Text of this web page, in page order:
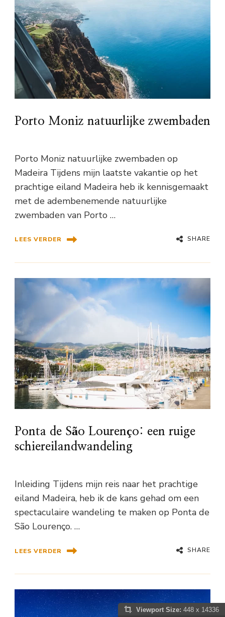
Porto Moniz natuurlijke zwembaden
Porto Moniz natuurlijke zwembaden op
Madeira Tijdens mijn laatste vakantie op het
prachtige eiland Madeira heb ik kennisgemaakt
met de adembenemende natuurlijke
zwembaden van Porto …
LEES VERDER SHARE
Ponta de São Lourenço: een ruige
schiereilandwandeling
Inleiding Tijdens mijn reis naar het prachtige
eiland Madeira, heb ik de kans gehad om een
spectaculaire wandeling te maken op Ponta de
São Lourenço. …
LEES VERDER SHARE
Viewport Size: 448 x 14336